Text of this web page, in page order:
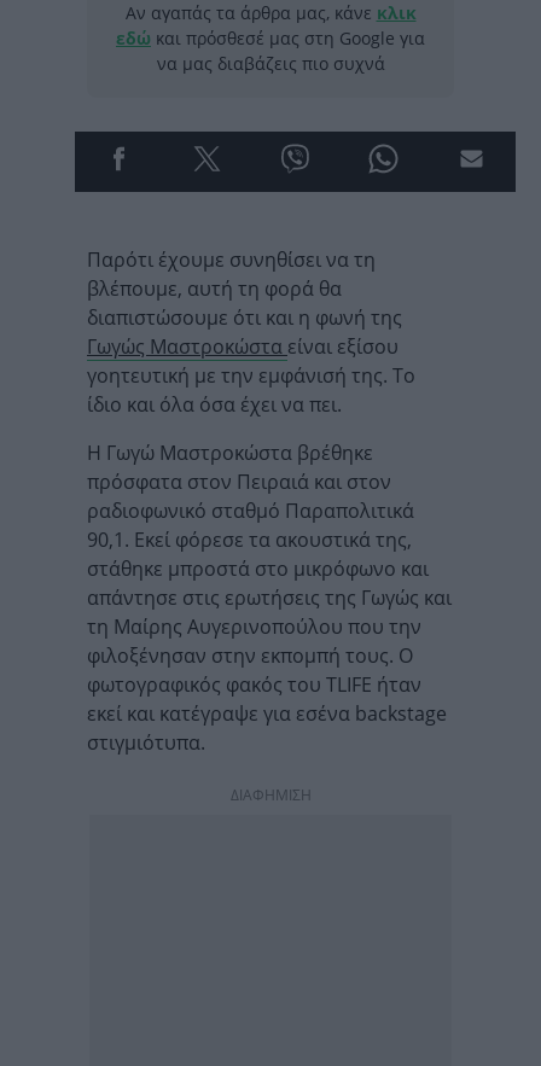
Αν αγαπάς τα άρθρα μας, κάνε κλικ
εδώ και πρόσθεσέ μας στη Google για
να μας διαβάζεις πιο συχνά
Παρότι έχουμε συνηθίσει να τη
βλέπουμε, αυτή τη φορά θα
διαπιστώσουμε ότι και η φωνή της
Γωγώς Μαστροκώστα είναι εξίσου
γοητευτική με την εμφάνισή της. Το
ίδιο και όλα όσα έχει να πει.
Η Γωγώ Μαστροκώστα βρέθηκε
πρόσφατα στον Πειραιά και στον
ραδιοφωνικό σταθμό Παραπολιτικά
90,1. Εκεί φόρεσε τα ακουστικά της,
στάθηκε μπροστά στο μικρόφωνο και
απάντησε στις ερωτήσεις της Γωγώς και
τη Μαίρης Αυγερινοπούλου που την
φιλοξένησαν στην εκπομπή τους. Ο
φωτογραφικός φακός του TLIFE ήταν
εκεί και κατέγραψε για εσένα backstage
στιγμιότυπα.
ΔΙΑΦΗΜΙΣΗ